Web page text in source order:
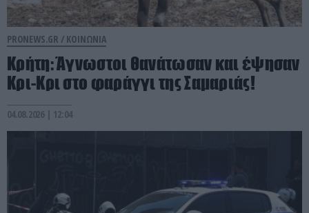
PRONEWS.GR / ΚΟΙΝΩΝΙΑ
Κρήτη: Άγνωστοι θανάτωσαν και έψησαν
Κρι-Κρι στο φαράγγι της Σαμαριάς!
04.08.2026 | 12:04